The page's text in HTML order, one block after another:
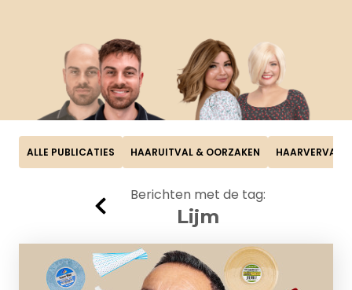
ALLE PUBLICATIES HAARUITVAL & OORZAKEN
Berichten met de tag:
Lijm